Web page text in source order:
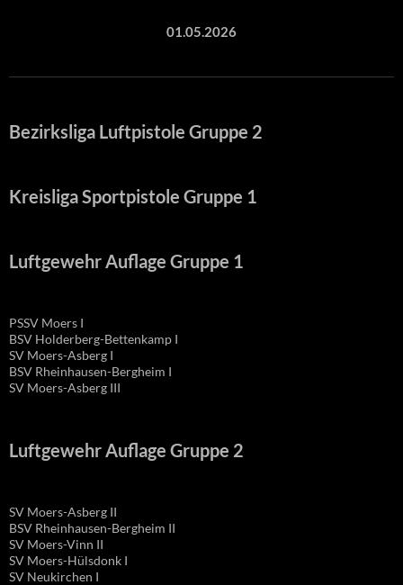
01.05.2026
Bezirksliga Luftpistole Gruppe 2
Kreisliga Sportpistole Gruppe 1
Luftgewehr Auflage Gruppe 1
PSSV Moers I
BSV Holderberg-Bettenkamp I
SV Moers-Asberg I
BSV Rheinhausen-Bergheim I
SV Moers-Asberg III
Luftgewehr Auflage Gruppe 2
SV Moers-Asberg II
BSV Rheinhausen-Bergheim II
SV Moers-Vinn II
SV Moers-Hülsdonk I
SV Neukirchen I